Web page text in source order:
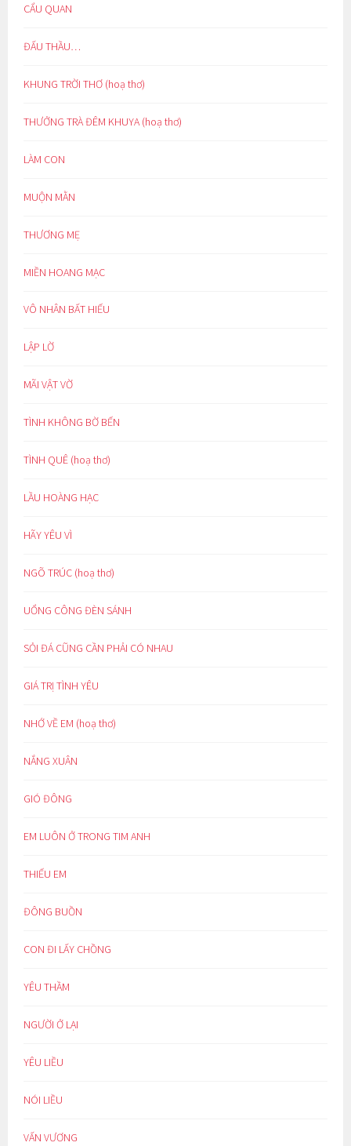
CẨU QUAN
ĐẤU THẦU…
KHUNG TRỜI THƠ (hoạ thơ)
THƯỞNG TRÀ ĐÊM KHUYA (hoạ thơ)
LÀM CON
MUỘN MẰN
THƯƠNG MẸ
MIỀN HOANG MẠC
VÔ NHÂN BẤT HIẾU
LẬP LỜ
MÃI VẬT VỜ
TÌNH KHÔNG BỜ BẾN
TÌNH QUÊ (hoạ thơ)
LẦU HOÀNG HẠC
HÃY YÊU VÌ
NGÕ TRÚC (hoạ thơ)
UỔNG CÔNG ĐÈN SÁNH
SỎI ĐÁ CŨNG CẦN PHẢI CÓ NHAU
GIÁ TRỊ TÌNH YÊU
NHỚ VỀ EM (hoạ thơ)
NẮNG XUÂN
GIÓ ĐÔNG
EM LUÔN Ở TRONG TIM ANH
THIẾU EM
ĐÔNG BUỒN
CON ĐI LẤY CHỒNG
YÊU THẦM
NGƯỜI Ở LẠI
YÊU LIỀU
NÓI LIỀU
VẤN VƯƠNG